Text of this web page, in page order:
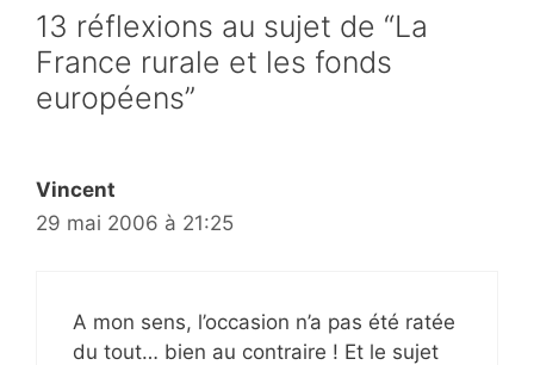
13 réflexions au sujet de “La
France rurale et les fonds
européens”
Vincent
29 mai 2006 à 21:25
A mon sens, l’occasion n’a pas été ratée
du tout… bien au contraire ! Et le sujet